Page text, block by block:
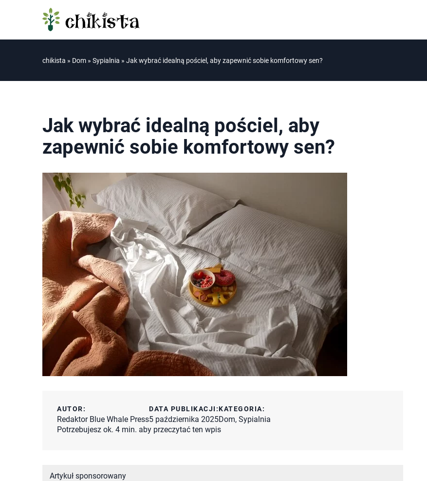
chikista » Dom » Sypialnia » Jak wybrać idealną pościel, aby zapewnić sobie komfortowy sen?
Jak wybrać idealną pościel, aby
zapewnić sobie komfortowy sen?
AUTOR:
Redaktor Blue Whale Press
DATA PUBLIKACJI:
5 października 2025
KATEGORIA:
Dom, Sypialnia
Potrzebujesz ok. 4 min. aby przeczytać ten wpis
Artykuł sponsorowany